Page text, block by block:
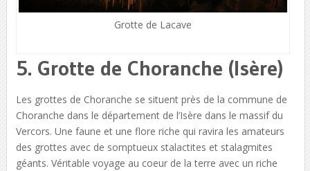
Grotte de Lacave
5. Grotte de Choranche (Isère)
Les grottes de Choranche se situent près de la commune de
Choranche dans le département de l’Isère dans le massif du
Vercors. Une faune et une flore riche qui ravira les amateurs
des grottes avec de somptueux stalactites et stalagmites
géants. Véritable voyage au coeur de la terre avec un riche